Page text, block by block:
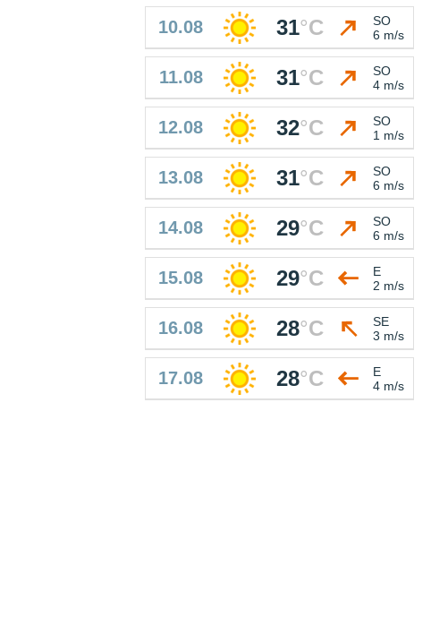
10.08 31°C
SO
6 m/s
11.08 31°C
SO
4 m/s
12.08 32°C
SO
1 m/s
13.08 31°C
SO
6 m/s
14.08 29°C
SO
6 m/s
15.08 29°C
E
2 m/s
16.08 28°C
SE
3 m/s
17.08 28°C
E
4 m/s